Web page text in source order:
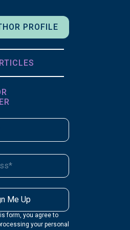
PROFILE
form, you agree to
your personal